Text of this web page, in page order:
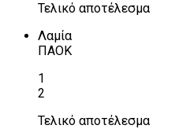
Τελικό αποτέλεσμα
Λαμία
ΠΑΟΚ
1
2
Τελικό αποτέλεσμα